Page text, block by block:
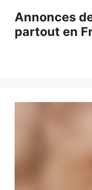
contenu
Annonces
partout en